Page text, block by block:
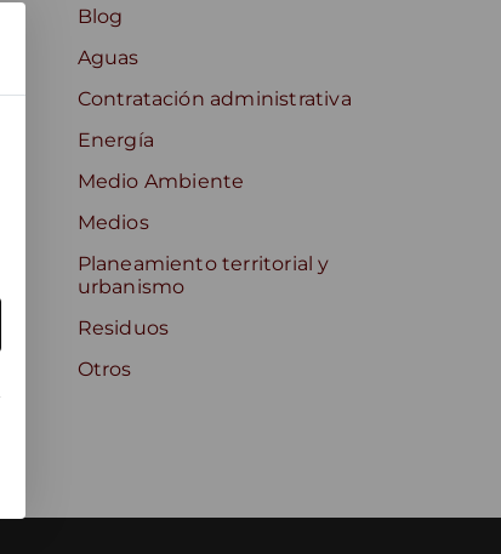
Blog
Aguas
Contratación administrativa
Energía
Medio Ambiente
Medios
Planeamiento territorial y
urbanismo
Residuos
Otros